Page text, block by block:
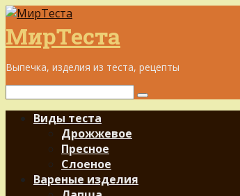
Перейти
к
контенту
МирТеста
Выпечка, изделия из теста, рецепты
Поиск:
Виды теста
Дрожжевое
Пресное
Слоеное
Вареные изделия